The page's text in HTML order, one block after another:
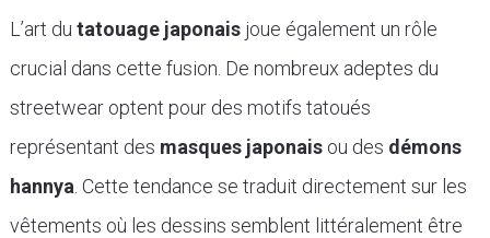
L’art du tatouage japonaisjoue également un rôle
crucial dans cette fusion. De nombreux adeptes du
streetwear optent pour des motifs tatoués
représentant des masques japonaisou des démons
hannya . Cette tendance se traduit directement sur les
vêtements où les dessins semblent littéralement être